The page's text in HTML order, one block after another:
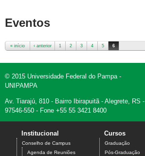
Eventos
« início ‹ anterior 1 2 3 4 5 6
© 2015 Universidade Federal do Pampa -
UNIPAMPA
Av. Tiarajú, 810 - Bairro Ibirapuitã - Alegrete, RS -
97546-550 - Fone +55 55 3421 8400
Institucional
Conselho de Campus
Agenda de Reuniões
Cursos
Graduação
Pós-Graduação